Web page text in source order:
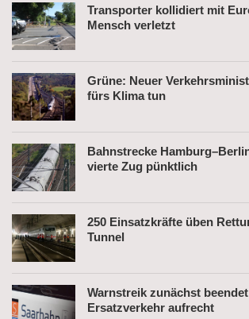
Transporter kollidiert mit
Mensch verletzt
Grüne: Neuer
fürs Klima tun
Bahnstrecke
vierte Zug pünktlich
250 Einsatzkräfte üben
Tunnel
Warnstreik zunächst
Ersatzverkehr aufrecht